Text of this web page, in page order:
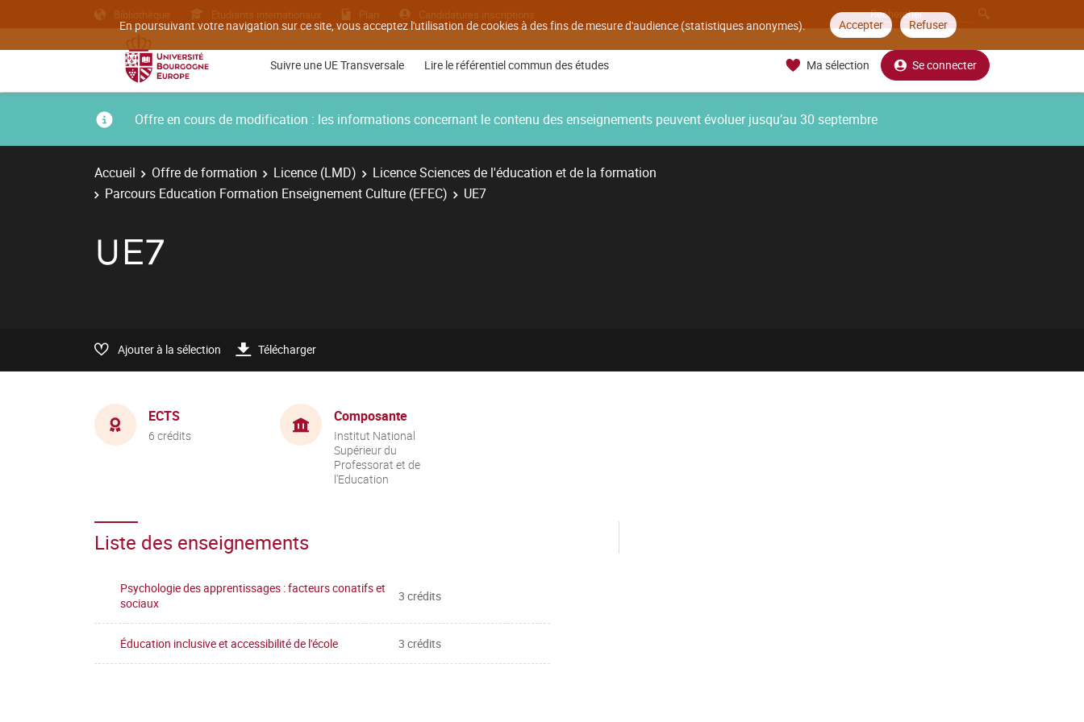
En poursuivant votre navigation sur ce site, vous acceptez l'utilisation de cookies à des fins de mesure d'audience (statistiques anonymes). Accepter Refuser
Bibliothèque Etudiants internationaux Plan Candidatures inscriptions
Suivre une UE Transversale Lire le référentiel commun des études Ma sélection Se connecter
Offre en cours de modification : les informations concernant le contenu des enseignements peuvent évoluer jusqu’au 30 septembre
Accueil Offre de formation Licence (LMD)
Licence Sciences de l'éducation et de la formation
Parcours Education Formation Enseignement Culture (EFEC)
UE7
UE7
Ajouter à la sélection Télécharger
ECTS
6 crédits
Composante
Institut National
Supérieur du
Professorat et de
l'Education
Liste des enseignements
Psychologie des apprentissages : facteurs conatifs et
sociaux
3 crédits
Éducation inclusive et accessibilité de l'école 3 crédits